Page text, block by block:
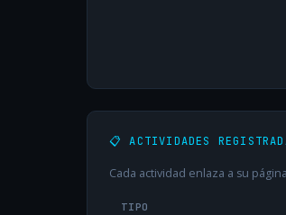
📋 ACTIVIDADES
Cada actividad enlaza a su
TIPO